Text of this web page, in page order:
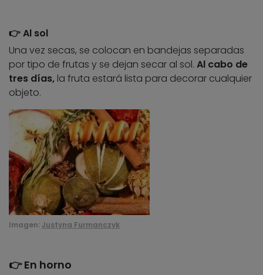
👉 Al sol
Una vez secas, se colocan en bandejas separadas
por tipo de frutas y se dejan secar al sol. Al cabo de
tres días, la fruta estará lista para decorar cualquier
objeto.
Imagen: Justyna Furmanczyk
👉 En horno